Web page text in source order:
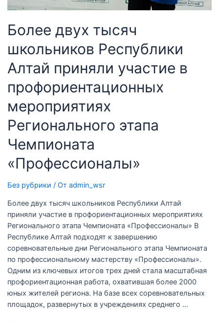
Более двух тысяч
школьников Республики
Алтай приняли участие в
профориентационных
мероприятиях
Регионального этапа
Чемпионата
«Профессионалы»
Без рубрики / От admin_wsr
Более двух тысяч школьников Республики Алтай
приняли участие в профориентационных мероприятиях
Регионального этапа Чемпионата «Профессионалы» В
Республике Алтай подходят к завершению
соревновательные дни Регионального этапа Чемпионата
по профессиональному мастерству «Профессионалы».
Одним из ключевых итогов трех дней стала масштабная
профориентационная работа, охватившая более 2000
юных жителей региона. На базе всех соревновательных
площадок, развернутых в учреждениях среднего …